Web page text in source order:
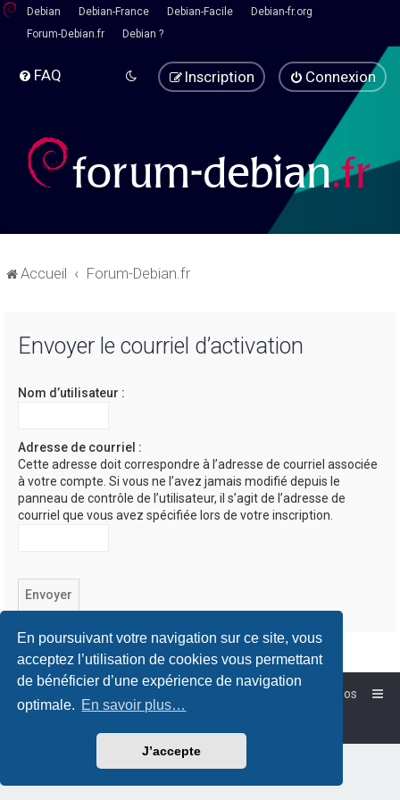
En poursuivant votre navigation sur ce site, vous
acceptez l’utilisation de cookies vous permettant
de bénéficier d’une expérience de navigation
optimale. En savoir plus…
J’accepte
Debian Debian-France Debian-Facile
Debian-fr.org
Forum-Debian.fr
Debian ?
FAQ Connexion
Inscription
Accueil Forum-Debian.fr
Envoyer le courriel d’activation
Nom d’utilisateur :
Adresse de courriel :
Cette adresse doit correspondre à l’adresse de courriel associée
à votre compte. Si vous ne l’avez jamais modifié depuis le
panneau de contrôle de l’utilisateur, il s’agit de l’adresse de
courriel que vous avez spécifiée lors de votre inscription.
Forum-Debian.fr
À propos
Powered byphpBB™